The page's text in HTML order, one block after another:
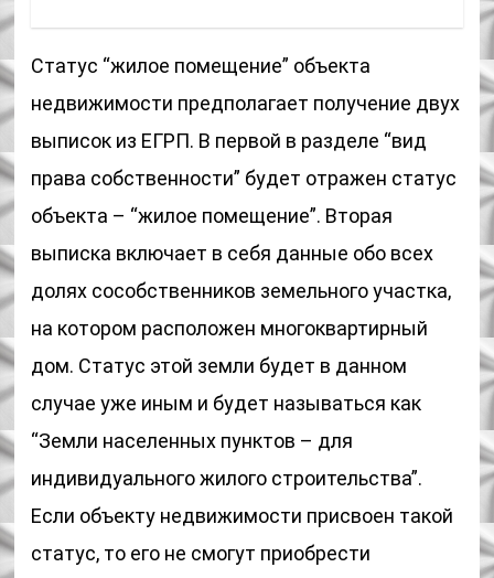
Статус “жилое помещение” объекта
недвижимости предполагает получение двух
выписок из ЕГРП. В первой в разделе “вид
права собственности” будет отражен статус
объекта – “жилое помещение”. Вторая
выписка включает в себя данные обо всех
долях сособственников земельного участка,
на котором расположен многоквартирный
дом. Статус этой земли будет в данном
случае уже иным и будет называться как
“Земли населенных пунктов – для
индивидуального жилого строительства”.
Если объекту недвижимости присвоен такой
статус, то его не смогут приобрести